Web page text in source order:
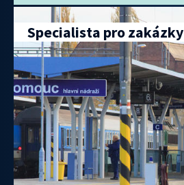
Specialista pro zakázky